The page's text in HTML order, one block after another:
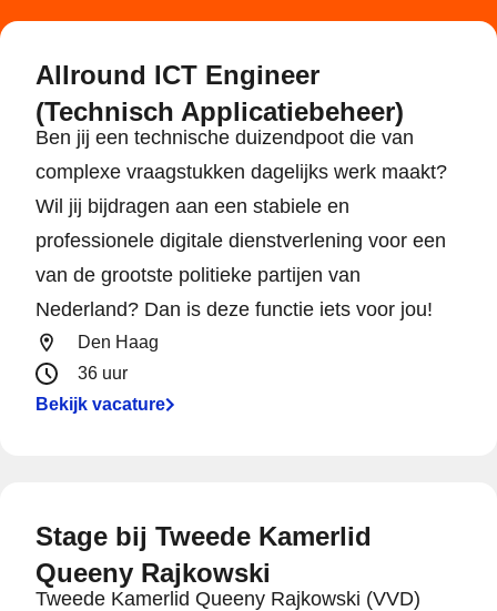
Allround ICT Engineer
(Technisch Applicatiebeheer)
Ben jij een technische duizendpoot die van
complexe vraagstukken dagelijks werk maakt?
Wil jij bijdragen aan een stabiele en
professionele digitale dienstverlening voor een
van de grootste politieke partijen van
Nederland? Dan is deze functie iets voor jou!
Den Haag
36 uur
Bekijk vacature
Stage bij Tweede Kamerlid
Queeny Rajkowski
Tweede Kamerlid Queeny Rajkowski (VVD)